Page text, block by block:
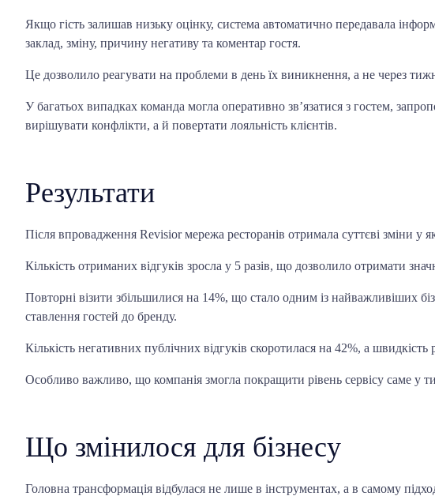
Якщо гість залишав низьку оцінку, система автоматично передавала
заклад, зміну, причину негативу та коментар гостя.
Це дозволило реагувати на проблеми в день їх виникнення, а не через
У багатьох випадках команда могла оперативно зв’язатися з гостем,
вирішувати конфлікти, а й повертати лояльність клієнтів.
Результати
Після впровадження Revisior мережа ресторанів отримала суттєві зміни у
Кількість отриманих відгуків зросла у 5 разів, що дозволило отримати
Повторні візити збільшилися на 14%, що стало одним із найважливіших
ставлення гостей до бренду.
Кількість негативних публічних відгуків скоротилася на 42%, а швидкість
Особливо важливо, що компанія змогла покращити рівень сервісу саме у
Що змінилося для бізнесу
Головна трансформація відбулася не лише в інструментах, а в самому